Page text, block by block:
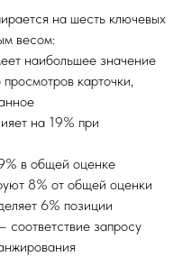
на шесть ключевых
весом:
наибольшее значение
карточки,
на 19% при
в общей оценке
8% от общей оценки
6% позиции
соответствие запросу